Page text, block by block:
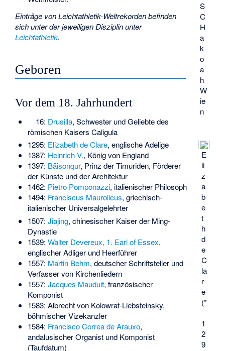
S
C
H
a
k
o
a
h
W
ie
n
Einträge von Leichtathletik-Weltrekorden befinden
sich unter der jeweiligen Disziplin unter
Leichtathletik.
Geboren
Vor dem 18. Jahrhundert
16: Drusilla, Schwester und Geliebte des
römischen Kaisers Caligula
E
li
z
a
b
e
t
h
d
e
C
la
r
e
(*
1
2
9
1295: Elizabeth de Clare, englische Adelige
1387: Heinrich V., König von England
1397: Bāisonqur, Prinz der Timuriden, Förderer
der Künste und der Architektur
1462: Pietro Pomponazzi, italienischer Philosoph
1494: Franciscus Maurolicus, griechisch-
italienischer Universalgelehrter
1507: Jiajing, chinesischer Kaiser der Ming-
Dynastie
1539: Walter Devereux, 1. Earl of Essex,
englischer Adliger und Heerführer
1557: Martin Behm, deutscher Schriftsteller und
Verfasser von Kirchenliedern
1557: Jacques Mauduit, französischer
Komponist
1583: Albrecht von Kolowrat-Liebsteinsky,
böhmischer Vizekanzler
1584: Francisco Correa de Arauxo,
andalusischer Organist und Komponist
(Taufdatum)